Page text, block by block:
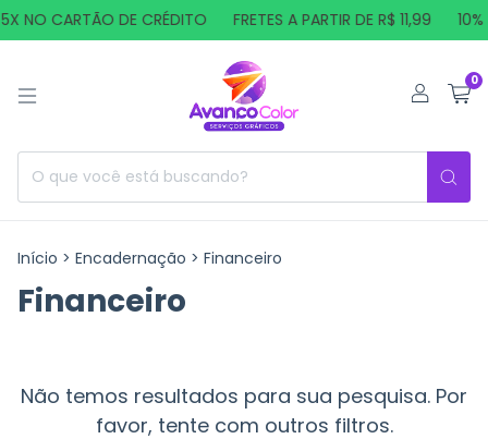
NO CARTÃO DE CRÉDITO FRETES A PARTIR DE R$ 11,99
0
Início > Encadernação > Financeiro
Financeiro
Não temos resultados para sua pesquisa. Por
favor, tente com outros filtros.